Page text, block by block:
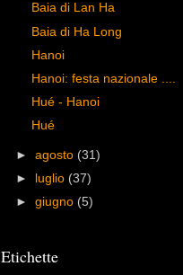
Baia di Lan Ha
Baia di Ha Long
Hanoi
Hanoi: festa nazionale ....
Hué - Hanoi
Hué
►agosto (31)
►
luglio (37)
►giugno (5)
Etichette